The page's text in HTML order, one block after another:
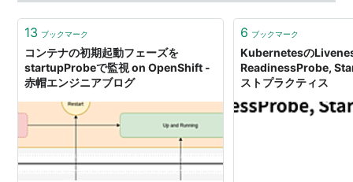
13 ブックマーク
コンテナの初期起動フェーズを
startupProbeで監視 on OpenShift -
赤帽エンジニアブログ
6 ブックマーク
Kubernetesの
ReadinessProbe,
ストプラクティス